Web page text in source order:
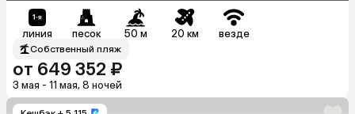
линия песок 50 м 20 км везде
Собственный пляж
от 649 352 ₽
3 мая - 11 мая, 8 ночей